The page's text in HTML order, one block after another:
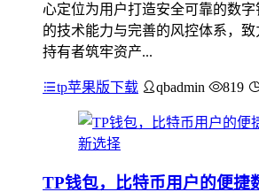
心定位为用户打造安全可靠的数
的技术能力与完善的风控体系，
持有者筑牢资产...
tp苹果版下载 qbadmin 819
TP钱包，比特币用户的便捷